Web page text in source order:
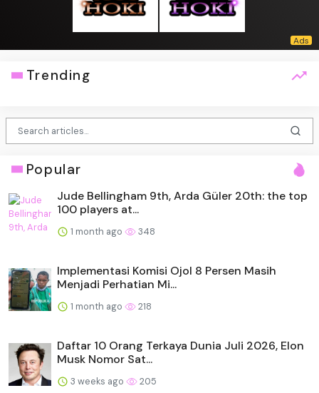
Trending
Popular
Jude Bellingham 9th, Arda Güler 20th: the top
100 players at...
1 month ago 348
Implementasi Komisi Ojol 8 Persen Masih
Menjadi Perhatian Mi...
1 month ago 218
Daftar 10 Orang Terkaya Dunia Juli 2026, Elon
Musk Nomor Sat...
3 weeks ago 205